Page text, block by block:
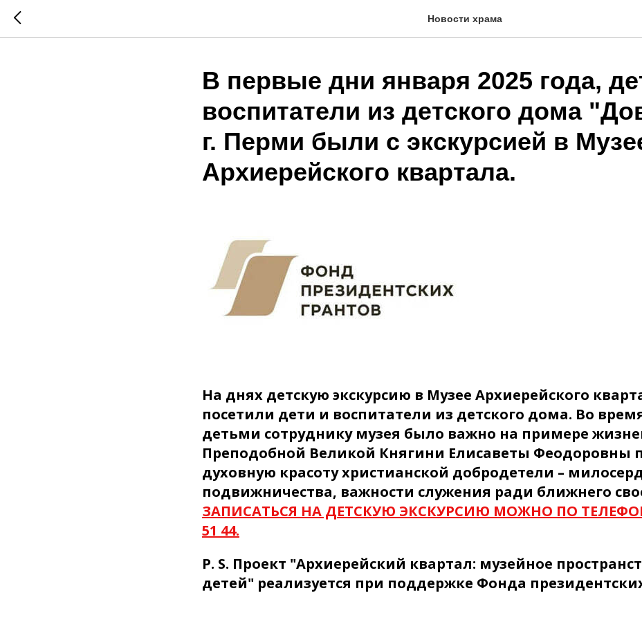
Новости храма
В первые дни января 2025 года,
воспитатели из детского дома
г. Перми были с экскурсией в
Архиерейского квартала.
На днях детскую экскурсию в Музее Архиерейского
посетили дети и воспитатели из детского дома. Во
детьми сотруднику музея было важно на примере
Преподобной Великой Княгини Елисаветы Феодоровны
духовную красоту христианской добродетели –
подвижничества, важности служения ради ближнего
ЗАПИСАТЬСЯ НА ДЕТСКУЮ ЭКСКУРСИЮ МОЖНО ПО
51 44.
P. S. Проект "Архиерейский квартал: музейное
детей" реализуется при поддержке Фонда